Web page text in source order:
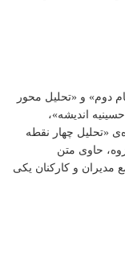
دوم» و «تحلیل محور
اندیشه»،
«تحلیل چهار نقطه
حاوی متن
و کارکنان یکی